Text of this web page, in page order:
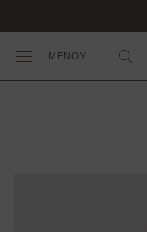
Toggle Main Menu
ΜΕΝΟΥ